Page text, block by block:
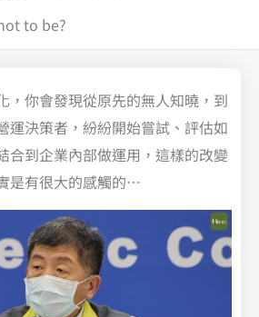
to be?
，你會發現從原先的無人知曉，到
運決策者，紛紛開始嘗試、評估如
合到企業內部做運用，這樣的改變
是有很大的感觸的…